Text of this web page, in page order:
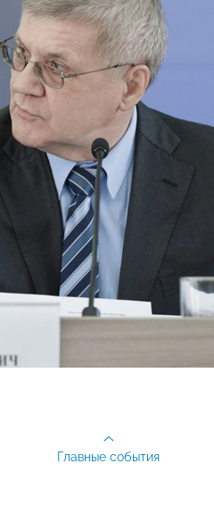
Главные события